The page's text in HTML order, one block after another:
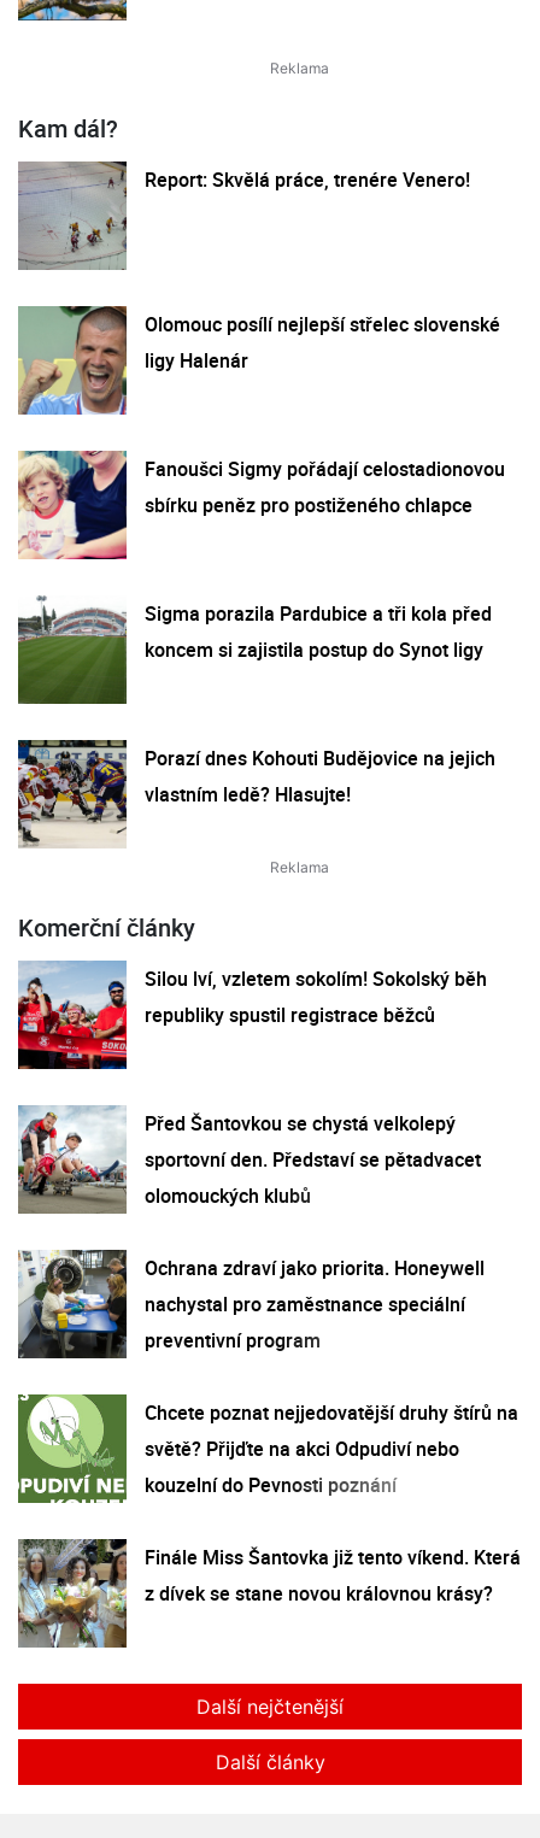
Kam dál?
Report: Skvělá práce, trenére Venero!
Olomouc posílí nejlepší střelec slovenské
ligy Halenár
Fanoušci Sigmy pořádají celostadionovou
sbírku peněz pro postiženého chlapce
Sigma porazila Pardubice a tři kola před
koncem si zajistila postup do Synot ligy
Porazí dnes Kohouti Budějovice na jejich
vlastním ledě? Hlasujte!
Komerční články
Silou lví, vzletem sokolím! Sokolský běh
republiky spustil registrace běžců
Před Šantovkou se chystá velkolepý
sportovní den. Představí se pětadvacet
olomouckých klubů
Ochrana zdraví jako priorita. Honeywell
nachystal pro zaměstnance speciální
preventivní program
Chcete poznat nejjedovatější druhy štírů na
světě? Přijďte na akci Odpudiví nebo
kouzelní do Pevnosti poznání
Finále Miss Šantovka již tento víkend. Která
z dívek se stane novou královnou krásy?
Další nejčtenější
Další články